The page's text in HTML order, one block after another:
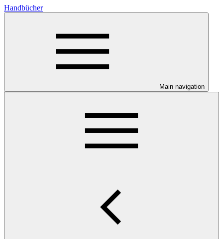
Handbücher
Main navigation